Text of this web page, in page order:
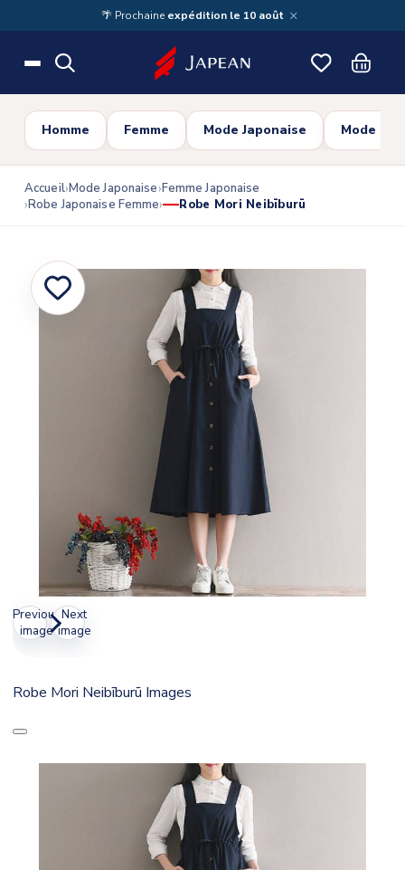
Skip to main content🌴 Prochaine expédition le 10 août ×
Homme Femme Mode Japonaise Mode
Accueil Mode Japonaise Femme Japonaise
Robe Japonaise Femme
Robe Mori Neibīburū
Previous
image
Next
image
Robe Mori Neibīburū Images